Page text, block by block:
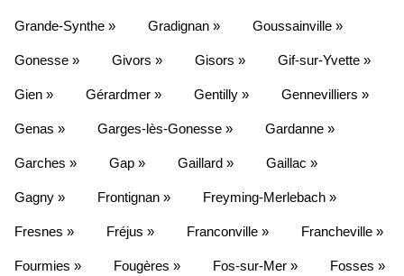
Grande-Synthe » Gradignan » Goussainville »
Gonesse » Givors » Gisors » Gif-sur-Yvette »
Gien » Gérardmer » Gentilly » Gennevilliers »
Genas » Garges-lès-Gonesse » Gardanne »
Garches » Gap » Gaillard » Gaillac »
Gagny » Frontignan » Freyming-Merlebach »
Fresnes » Fréjus » Franconville » Francheville »
Fourmies » Fougères » Fos-sur-Mer » Fosses »